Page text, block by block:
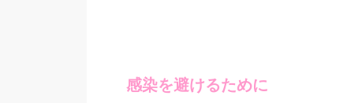
感染を避けるために